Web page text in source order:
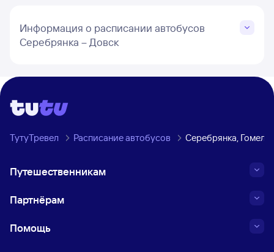
Информация о расписании автобусов
Серебрянка – Довск
ТутуТревел Расписание автобусов Серебрянка,
Путешественникам
Партнёрам
Помощь